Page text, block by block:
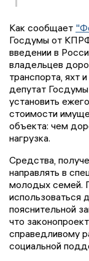
Как сообщает
Госдумы от
введении в
владельцев
транспорта, яхт
депутат
установить
стоимости
объекта: чем
нагрузка.
Средства,
направлять в
молодых семей.
использоваться
пояснительной
что
справедливому
социальной